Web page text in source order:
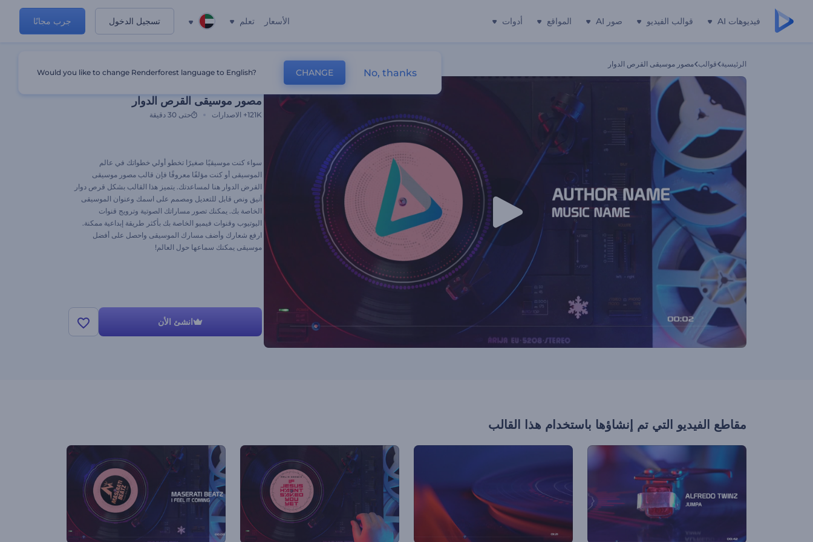
فيديوهات AI قوالب الفيديو صور AI المواقع أدوات الأسعار تعلم تسجيل الدخول جرب مجانًا
الرئيسية قوالب مصور موسيقى القرص الدوار
مصور موسيقى القرص الدوار
121K+ الاصدارات حتى 30 دقيقة
سواء كنت موسيقيًا صغيرًا تخطو أولي خطواتك في عالم
الموسيقى أو كنت مؤلفًا معروفًا فإن قالب مصور موسيقى
القرض الدوار هنا لمساعدتك. يتميز هذا القالب بشكل قرص دوار
أنيق ونص قابل للتعديل ومصمم على اسمك وعنوان الموسيقى
الخاصة بك. يمكنك تصور مساراتك الصوتية وترويج قنوات
اليوتيوب وقنوات فيميو الخاصة بك بأكثر طريقة إبداعية ممكنة.
ارفع شعارك وأضف مسارك الموسيقى واحصل على أفضل
موسيقى يمكنك سماعها حول العالم!
انشئ الأن
مقاطع الفيديو التي تم إنشاؤها باستخدام هذا القالب
Would you like to change Renderforest language to English? CHANGE No, thanks